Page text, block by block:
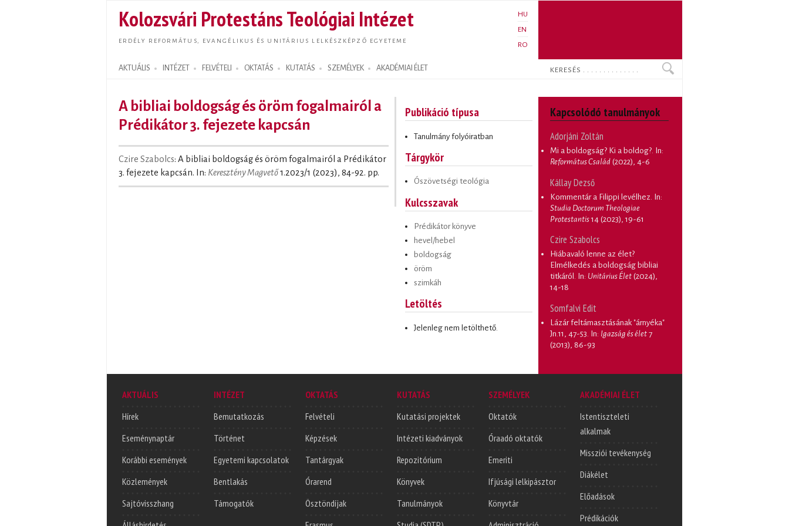
tartalomra
Kolozsvári Protestáns Teológiai Intézet
ERDÉLY REFORMÁTUS, EVANGÉLIKUS ÉS UNITÁRIUS LELKÉSZKÉPZŐ EGYETEME
HU
EN
RO
AKTUÁLIS INTÉZET FELVÉTELI OKTATÁS KUTATÁS SZEMÉLYEK AKADÉMIAI ÉLET
Search form
Keresés
A bibliai boldogság és öröm fogalmairól a
Prédikátor 3. fejezete kapcsán
Czire Szabolcs: A bibliai boldogság és öröm fogalmairól a Prédikátor
3. fejezete kapcsán. In: Keresztény Magvető1.2023/1 (2023), 84-92. pp.
Publikáció típusa
Tanulmány folyóiratban
Tárgykör
Ószövetségi teológia
Kulcsszavak
Prédikátor könyve
hevel/hebel
boldogság
öröm
szimkáh
Letöltés
Jelenleg nem letölthető.
Kapcsolódó tanulmányok
Adorjáni Zoltán
Mi a boldogság? Ki a boldog? . In:
Református Család (2022), 4-6
Kállay Dezső
Kommentár a Filippi levélhez . In:
Studia Doctorum Theologiae
Protestantis14 (2023), 19-61
Czire Szabolcs
Hiábavaló lenne az élet?
Elmélkedés a boldogság bibliai
titkáról . In: Unitárius Élet (2024),
14-18
Somfalvi Edit
Lázár feltámasztásának "árnyéka"
Jn.11, 47-53 . In: Igazság és élet 7
(2013), 86-93
AKTUÁLIS
Hírek
Eseménynaptár
Korábbi események
Közlemények
Sajtóvisszhang
INTÉZET
Bemutatkozás
Történet
Egyetemi kapcsolatok
Bentlakás
Támogatók
OKTATÁS
Felvételi
Képzések
Tantárgyak
Órarend
Ösztöndíjak
KUTATÁS
Kutatási projektek
Intézeti kiadványok
Repozitórium
Könyvek
Tanulmányok
SZEMÉLYEK
Oktatók
Óraadó oktatók
Emeriti
Ifjúsági lelkipásztor
Könyvtár
AKADÉMIAI ÉLET
Istentiszteleti
alkalmak
Missziói tevékenység
Diákélet
Előadások
Prédikációk